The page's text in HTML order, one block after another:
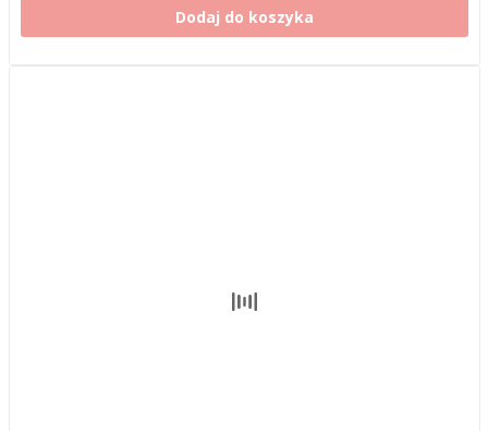
Dodaj do koszyka